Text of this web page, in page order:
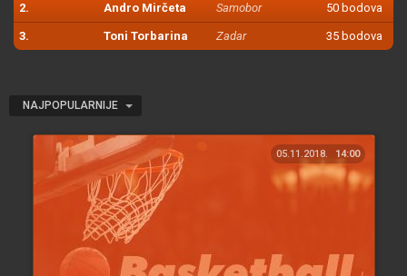
2. Andro Mirčeta Samobor 50 bodova
3. Toni Torbarina Zadar 35 bodova
NAJPOPULARNIJE
05.11.2018. 14:00